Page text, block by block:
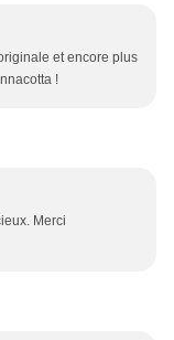
et encore plus
!
Merci